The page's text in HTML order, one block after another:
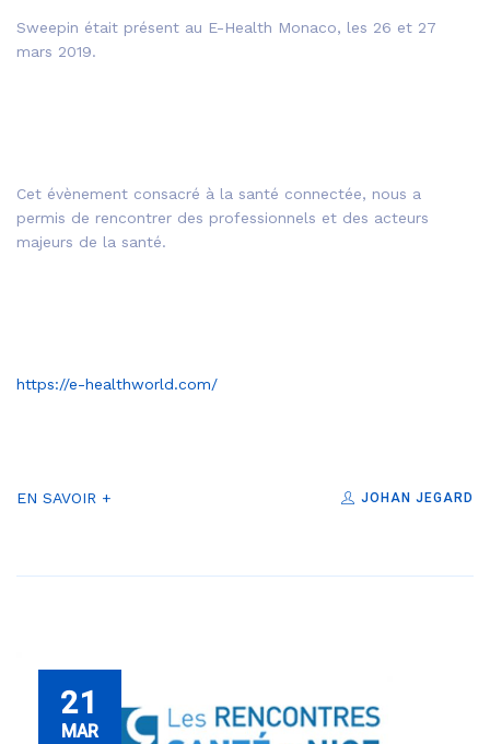
Sweepin était présent au E-Health Monaco, les 26 et 27
mars 2019.
Cet évènement consacré à la santé connectée, nous a
permis de rencontrer des professionnels et des acteurs
majeurs de la santé.
https://e-healthworld.com/
EN SAVOIR + JOHAN JEGARD
21
MAR